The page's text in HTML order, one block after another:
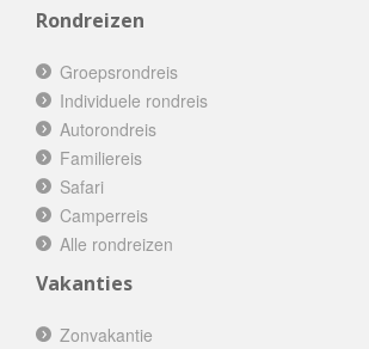
Rondreizen
Groepsrondreis
Individuele rondreis
Autorondreis
Familiereis
Safari
Camperreis
Alle rondreizen
Vakanties
Zonvakantie